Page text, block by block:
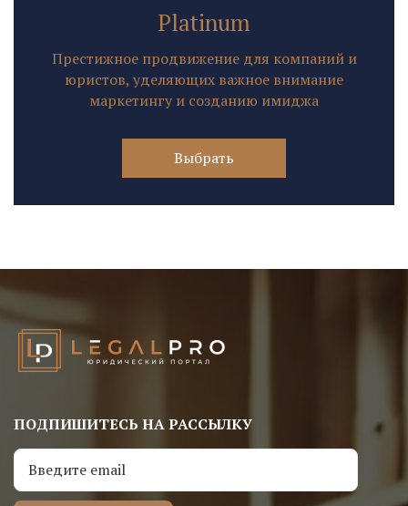
Platinum
Престижное продвижение для компаний и
юристов, уделяющих важное внимание
маркетингу и созданию имиджа
Выбрать
ПОДПИШИТЕСЬ НА РАССЫЛКУ